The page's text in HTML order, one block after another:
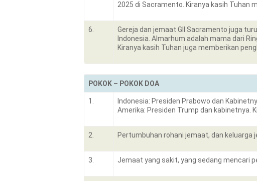
2025 di Sacramento. Kiranya kasih Tuhan
6.
Gereja dan jemaat GII Sacramento juga
Indonesia. Almarhum adalah mama dari
Kiranya kasih Tuhan juga memberikan
POKOK – POKOK DOA
1.
Indonesia: Presiden Prabowo dan
Amerika: Presiden Trump dan kabinetnya.
2. Pertumbuhan rohani jemaat, dan
3. Jemaat yang sakit, yang sedang mencari